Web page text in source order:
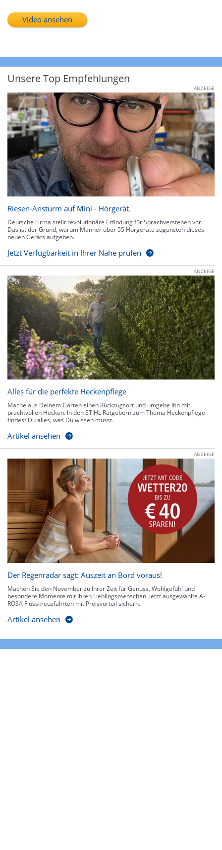
Video ansehen
Unsere Top Empfehlungen
ANZEIGE
Riesen-Ansturm auf Mini - Hörgerät.
Deutsche Firma stellt revolutionäre Erfindung für Sprachverstehen vor.
Das ist der Grund, warum Männer über 55 Hörgeräte zugunsten dieses
neuen Geräts aufgeben.
Jetzt Verfügbarkeit in Ihrer Nähe prüfen
ANZEIGE
Alles für die perfekte Heckenpflege
Mache aus Deinem Garten einen Rückzugsort und umgebe ihn mit
prachtvollen Hecken. In den STIHL Ratgebern zum Thema Heckenpflege
findest Du alles, was Du wissen musst.
Artikel ansehen
ANZEIGE
Der Regenradar sagt: Auszeit an Bord voraus!
Machen Sie den November zu Ihrer Zeit für Genuss, Wohlgefühl und
besondere Momente mit Ihren Lieblingsmenschen. Jetzt ausgewählte A-
ROSA Flusskreuzfahrten mit Preisvorteil sichern.
Artikel ansehen